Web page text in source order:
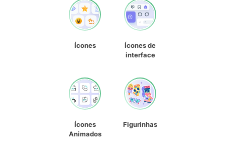
Ícones
Ícones de
interface
Ícones
Animados
Figurinhas